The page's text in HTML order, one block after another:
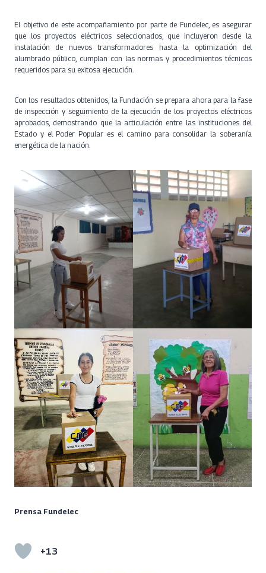
El objetivo de este acompañamiento por parte de Fundelec, es asegurar
que los proyectos eléctricos seleccionados, que incluyeron desde la
instalación de nuevos transformadores hasta la optimización del
alumbrado público, cumplan con las normas y procedimientos técnicos
requeridos para su exitosa ejecución.
Con los resultados obtenidos, la Fundación se prepara ahora para la fase
de inspección y seguimiento de la ejecución de los proyectos eléctricos
aprobados, demostrando que la articulación entre las instituciones del
Estado y el Poder Popular es el camino para consolidar la soberanía
energética de la nación.
Prensa Fundelec
+13